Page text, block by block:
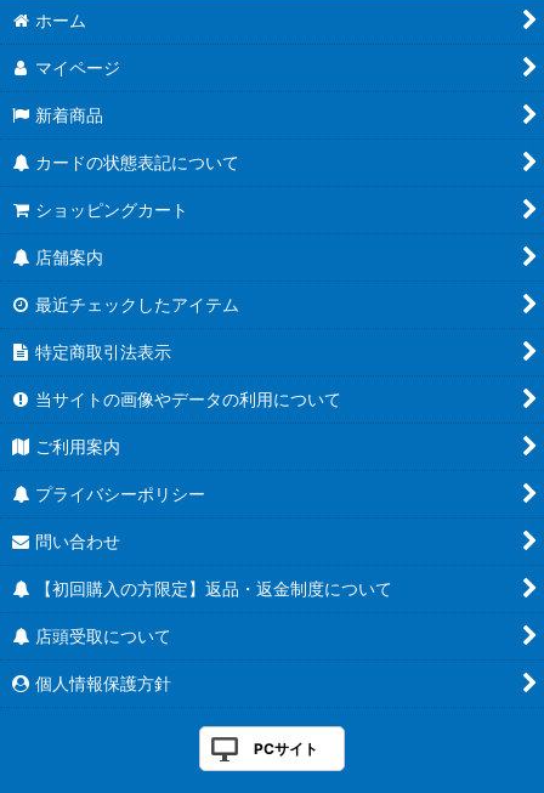
ホーム
マイページ
新着商品
カードの状態表記について
ショッピングカート
店舗案内
最近チェックしたアイテム
特定商取引法表示
当サイトの画像やデータの利用について
ご利用案内
プライバシーポリシー
問い合わせ
【初回購入の方限定】返品・返金制度について
店頭受取について
個人情報保護方針
PCサイト